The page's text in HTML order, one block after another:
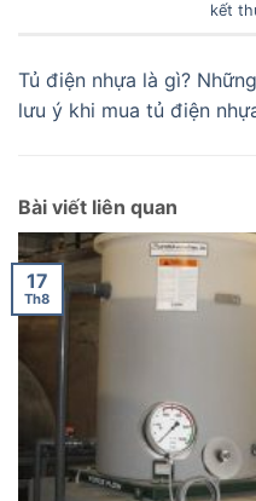
kết
Tủ điện nhựa là gì? Những
lưu ý khi mua tủ điện
Bài viết liên quan
17
Th8